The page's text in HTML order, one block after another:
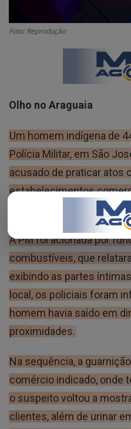
RÁDIO AO VIVO
MIX AGORA TV
REGISTO
Foto: Reprodução
Olho no Araguaia
Um homem indígena de
Polícia Militar, em São
acusado de praticar atos
estabelecimentos
transtornos e ameaçar
A PM foi acionada por
combustíveis, que
exibindo as partes
local, os policiais foram
homem havia saído em
proximidades.
Na sequência, a
comércio indicado, onde
o suspeito voltou a
clientes, além de urinar